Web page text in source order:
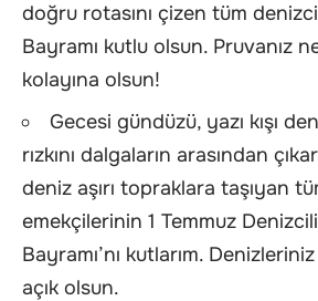
doğru rotasını çizen tüm
Bayramı kutlu olsun. Pruvanız
kolayına olsun!
Gecesi gündüzü, yazı kışı
rızkını dalgaların arasından
deniz aşırı topraklara taşıyan
emekçilerinin 1 Temmuz
Bayramı’nı kutlarım.
açık olsun.